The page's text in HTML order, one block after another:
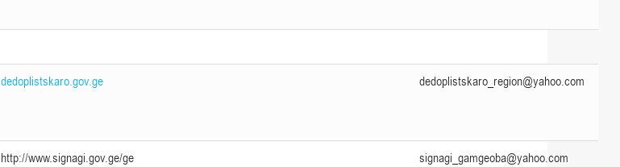
dedoplistskaro.gov.ge dedoplistskaro_region@yahoo.com
http://www.signagi.gov.ge/ge signagi_gamgeoba@yahoo.com